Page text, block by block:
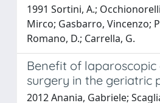
1991 Sortini, A.;
Mirco; Gasbarro, Vincenzo;
Romano, D.; Carrella, G.
Benefit of
surgery in the geriatric
2012 Anania, Gabriele;